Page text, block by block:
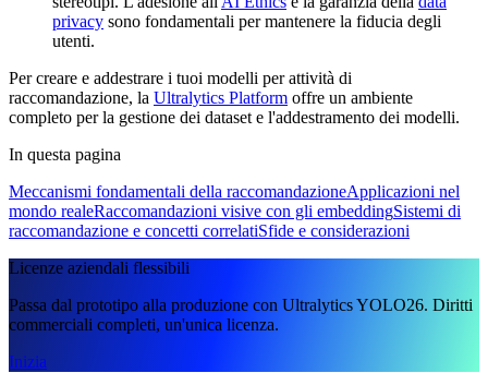
privacy sono fondamentali per mantenere la fiducia degli
utenti.
Per creare e addestrare i tuoi modelli per attività di
raccomandazione, la Ultralytics Platform offre un ambiente
completo per la gestione dei dataset e l'addestramento dei modelli.
In questa pagina
Meccanismi fondamentali della raccomandazioneApplicazioni nel
mondo realeRaccomandazioni visive con gli embeddingSistemi di
raccomandazione e concetti correlatiSfide e considerazioni
Licenze aziendali flessibili
Passa dal prototipo alla produzione con Ultralytics YOLO26. Diritti
commerciali completi, un'unica licenza.
Inizia